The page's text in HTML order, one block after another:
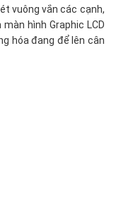
vuông vắn các cạnh,
màn hình Graphic LCD
hóa đang để lên cân